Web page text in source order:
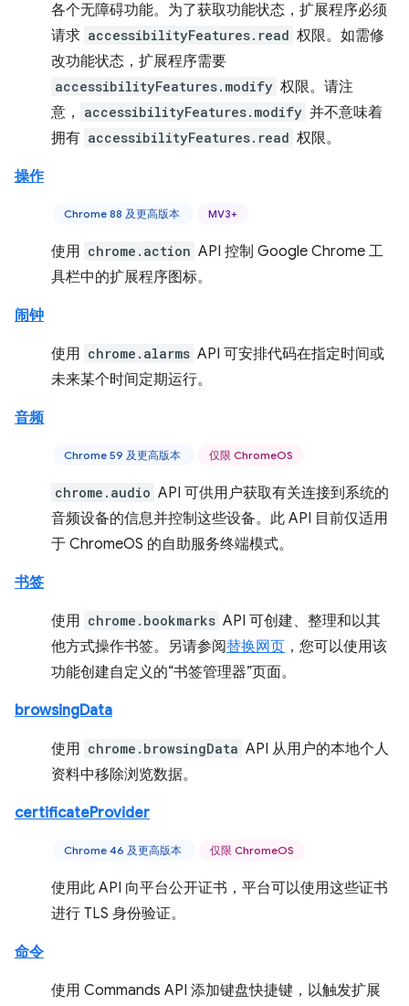
各个无障碍功能。为了获取功能状态，扩展程序必须
请求 accessibilityFeatures.read 权限。如需修
改功能状态，扩展程序需要
accessibilityFeatures.modify 权限。请注
意，
accessibilityFeatures.modify 并不意味着
拥有 accessibilityFeatures.read 权限。
操作
Chrome 88 及更高版本 MV3+
使用 chrome.action API 控制 Google Chrome 工
具栏中的扩展程序图标。
闹钟
使用 chrome.alarms API 可安排代码在指定时间或
未来某个时间定期运行。
音频
Chrome 59 及更高版本 仅限 ChromeOS
chrome.audio API 可供用户获取有关连接到系统的
音频设备的信息并控制这些设备。此 API 目前仅适用
于 ChromeOS 的自助服务终端模式。
书签
使用 chrome.bookmarks API 可创建、整理和以其
他方式操作书签。另请参阅替换网页 ，您可以使用该
功能创建自定义的“书签管理器”页面。
browsingData
使用 chrome.browsingData API 从用户的本地个人
资料中移除浏览数据。
certificateProvider
Chrome 46 及更高版本 仅限 ChromeOS
使用此 API 向平台公开证书，平台可以使用这些证书
进行 TLS 身份验证。
命令
使用 Commands API 添加键盘快捷键，以触发扩展